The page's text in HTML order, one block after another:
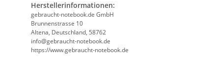
Herstellerinformationen:
gebraucht-notebook.de GmbH
Brunnenstrasse 10
Altena, Deutschland, 58762
info@gebraucht-notebook.de
https://www.gebraucht-notebook.de